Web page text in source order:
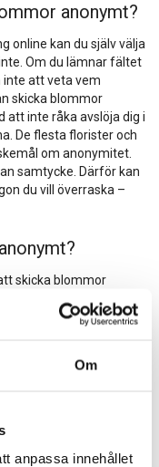
Om
anpassa innehållet
anonymt?
online kan du själv välja
Om du lämnar fältet
att veta vem
skicka blommor
att inte råka avslöja dig i
De flesta florister och
om anonymitet.
samtycke. Därför kan
du vill överraska –
skicka blommor
beundrare
kan skicka blommor